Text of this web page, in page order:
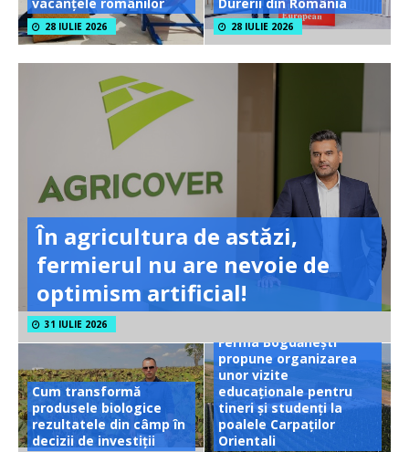
28 IULIE 2026 28 IULIE 2026
În agricultura de astăzi,
fermierul nu are nevoie de
optimism artificial!
31 IULIE 2026
Cum transformă
produsele biologice
rezultatele din câmp în
decizii de investiții
Ferma Bogdănești
propune organizarea
unor vizite
educaționale pentru
tineri și studenți la
poalele Carpaților
Orientali